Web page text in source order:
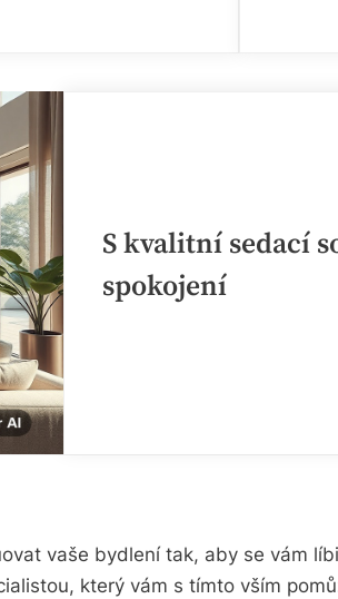
S kvalitní sedací
spokojení
vaše bydlení tak, aby se vám
který vám s tímto vším